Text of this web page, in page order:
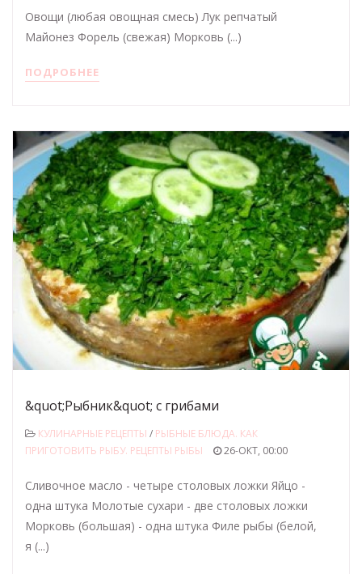
Овощи (любая овощная смесь) Лук репчатый
Майонез Форель (свежая) Морковь (...)
ПОДРОБНЕЕ
&quot;Рыбник&quot; с грибами
КУЛИНАРНЫЕ РЕЦЕПТЫ / РЫБНЫЕ БЛЮДА. КАК
ПРИГОТОВИТЬ РЫБУ. РЕЦЕПТЫ РЫБЫ
26-ОКТ, 00:00
Сливочное масло - четыре столовых ложки Яйцо -
одна штука Молотые сухари - две столовых ложки
Морковь (большая) - одна штука Филе рыбы (белой,
я (...)